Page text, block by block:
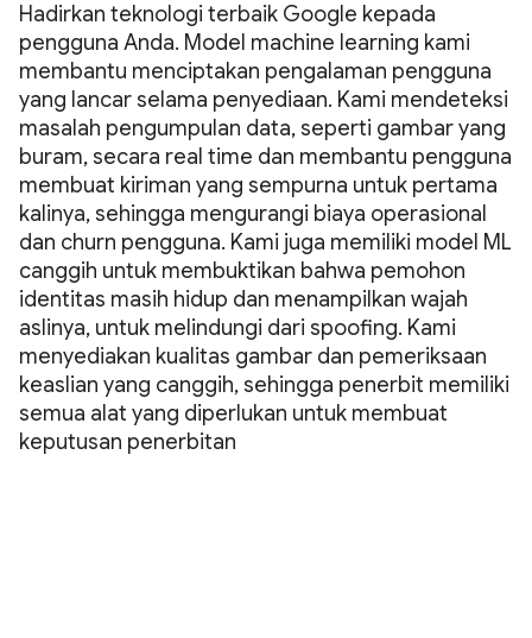
Hadirkan teknologi terbaik Google kepada
pengguna Anda. Model machine learning kami
membantu menciptakan pengalaman pengguna
yang lancar selama penyediaan. Kami mendeteksi
masalah pengumpulan data, seperti gambar yang
buram, secara real time dan membantu pengguna
membuat kiriman yang sempurna untuk pertama
kalinya, sehingga mengurangi biaya operasional
dan churn pengguna. Kami juga memiliki model ML
canggih untuk membuktikan bahwa pemohon
identitas masih hidup dan menampilkan wajah
aslinya, untuk melindungi dari spoofing. Kami
menyediakan kualitas gambar dan pemeriksaan
keaslian yang canggih, sehingga penerbit memiliki
semua alat yang diperlukan untuk membuat
keputusan penerbitan